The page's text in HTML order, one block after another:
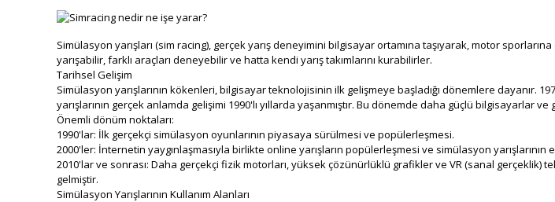
Simülasyon yarışları (sim racing), gerçek yarış deneyimini bilgisayar ortamına taşıyarak, motor
yarışabilir, farklı araçları deneyebilir ve hatta kendi yarış takımlarını kurabilirler.
Tarihsel Gelişim
Simülasyon yarışlarının kökenleri, bilgisayar teknolojisinin ilk gelişmeye başladığı dönemlere dayanır.
yarışlarının gerçek anlamda gelişimi 1990'lı yıllarda yaşanmıştır. Bu dönemde daha güçlü bilgisayarlar
Önemli dönüm noktaları:
1990'lar: İlk gerçekçi simülasyon oyunlarının piyasaya sürülmesi ve popülerleşmesi.
2000'ler: İnternetin yaygınlaşmasıyla birlikte online yarışların popülerleşmesi ve simülasyon yarışlarının
2010'lar ve sonrası: Daha gerçekçi fizik motorları, yüksek çözünürlüklü grafikler ve VR (sanal
gelmiştir.
Simülasyon Yarışlarının Kullanım Alanları